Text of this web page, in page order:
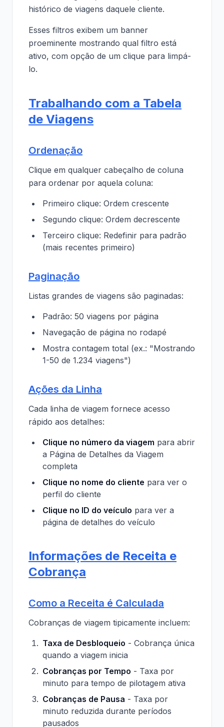
histórico de viagens daquele cliente.
Esses filtros exibem um banner
proeminente mostrando qual filtro está
ativo, com opção de um clique para limpá-
lo.
Trabalhando com a Tabela
de Viagens
Ordenação
Clique em qualquer cabeçalho de coluna
para ordenar por aquela coluna:
Primeiro clique: Ordem crescente
Segundo clique: Ordem decrescente
Terceiro clique: Redefinir para padrão
(mais recentes primeiro)
Paginação
Listas grandes de viagens são paginadas:
Padrão: 50 viagens por página
Navegação de página no rodapé
Mostra contagem total (ex.: "Mostrando
1-50 de 1.234 viagens")
Ações da Linha
Cada linha de viagem fornece acesso
rápido aos detalhes:
Clique no número da viagem para abrir
a Página de Detalhes da Viagem
completa
Clique no nome do cliente para ver o
perfil do cliente
Clique no ID do veículo para ver a
página de detalhes do veículo
Informações de Receita e
Cobrança
Como a Receita é Calculada
Cobranças de viagem tipicamente incluem:
Taxa de Desbloqueio - Cobrança única
quando a viagem inicia
Cobranças por Tempo - Taxa por
minuto para tempo de pilotagem ativa
Cobranças de Pausa - Taxa por
minuto reduzida durante períodos
pausados